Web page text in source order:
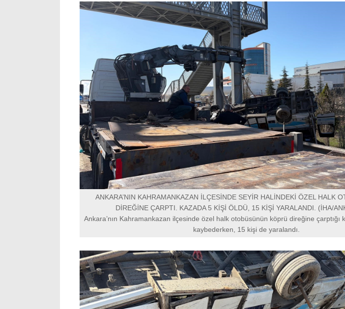
ANKARA’NIN KAHRAMANKAZAN İLÇESİNDE SEYİR HALİNDEKİ ÖZEL HALK
DİREĞİNE ÇARPTI. KAZADA 5 KİŞİ ÖLDÜ, 15 KİŞİ YARALANDI. (İHA/
Ankara’nın Kahramankazan ilçesinde özel halk otobüsünün köprü direğine çarptığı
kaybederken, 15 kişi de yaralandı.